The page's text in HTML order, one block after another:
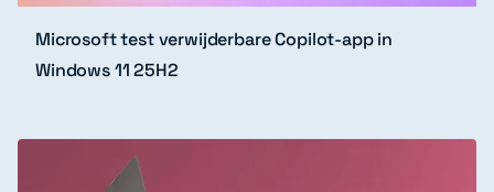
Microsoft test verwijderbare Copilot-app in
Windows 11 25H2